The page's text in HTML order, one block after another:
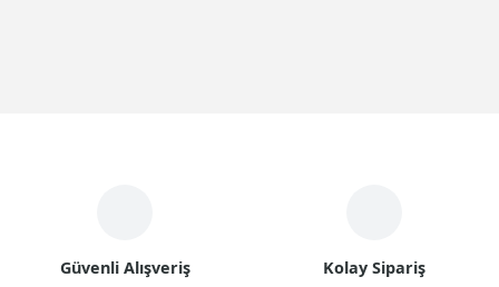
Güvenli Alışveriş Kolay Sipariş